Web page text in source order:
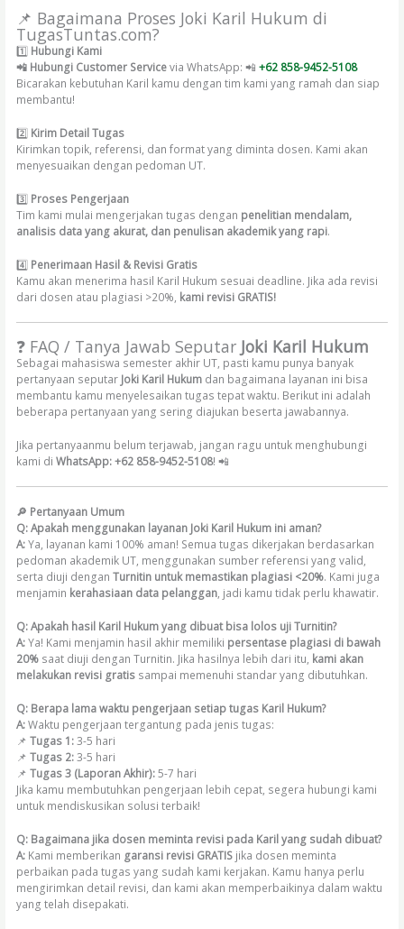
📌 Bagaimana Proses Joki Karil Hukum di
TugasTuntas.com?
1️⃣ Hubungi Kami
📲 Hubungi Customer Servicevia WhatsApp: 📲 +62 858-9452-5108
Bicarakan kebutuhan Karil kamu dengan tim kami yang ramah dan siap
membantu!
2️⃣ Kirim Detail Tugas
Kirimkan topik, referensi, dan format yang diminta dosen. Kami akan
menyesuaikan dengan pedoman UT.
3️⃣ Proses Pengerjaan
Tim kami mulai mengerjakan tugas dengan penelitian mendalam,
analisis data yang akurat, dan penulisan akademik yang rapi.
4️⃣ Penerimaan Hasil & Revisi Gratis
Kamu akan menerima hasil Karil Hukum sesuai deadline. Jika ada revisi
dari dosen atau plagiasi >20%, kami revisi GRATIS!
❓ FAQ / Tanya Jawab Seputar Joki Karil Hukum
Sebagai mahasiswa semester akhir UT, pasti kamu punya banyak
pertanyaan seputar Joki Karil Hukum dan bagaimana layanan ini bisa
membantu kamu menyelesaikan tugas tepat waktu. Berikut ini adalah
beberapa pertanyaan yang sering diajukan beserta jawabannya.
Jika pertanyaanmu belum terjawab, jangan ragu untuk menghubungi
kami diWhatsApp: +62 858-9452-5108! 📲
🔎 Pertanyaan Umum
Q: Apakah menggunakan layanan Joki Karil Hukum ini aman?
A:Ya, layanan kami 100% aman! Semua tugas dikerjakan berdasarkan
pedoman akademik UT, menggunakan sumber referensi yang valid,
serta diuji denganTurnitin untuk memastikan plagiasi <20%. Kami juga
menjamin kerahasiaan data pelanggan , jadi kamu tidak perlu khawatir.
Q: Apakah hasil Karil Hukum yang dibuat bisa lolos uji Turnitin?
A:Ya! Kami menjamin hasil akhir memiliki persentase plagiasi di bawah
20% saat diuji dengan Turnitin. Jika hasilnya lebih dari itu, kami akan
melakukan revisi gratis sampai memenuhi standar yang dibutuhkan.
Q: Berapa lama waktu pengerjaan setiap tugas Karil Hukum?
A:Waktu pengerjaan tergantung pada jenis tugas:
📌Tugas 1: 3-5 hari
📌Tugas 2: 3-5 hari
📌Tugas 3 (Laporan Akhir):5-7 hari
Jika kamu membutuhkan pengerjaan lebih cepat, segera hubungi kami
untuk mendiskusikan solusi terbaik!
Q: Bagaimana jika dosen meminta revisi pada Karil yang sudah dibuat?
A: Kami memberikan garansi revisi GRATIS jika dosen meminta
perbaikan pada tugas yang sudah kami kerjakan. Kamu hanya perlu
mengirimkan detail revisi, dan kami akan memperbaikinya dalam waktu
yang telah disepakati.